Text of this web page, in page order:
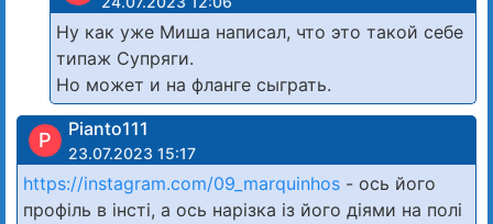
Ну как уже Миша написал, что это такой себе
типаж Супряги.
Но может и на фланге сыграть.
P Pianto111
23.07.2023 15:17
https://instagram.com/09_marquinhos - ось його
профіль в інсті, а ось нарізка із його діями на полі